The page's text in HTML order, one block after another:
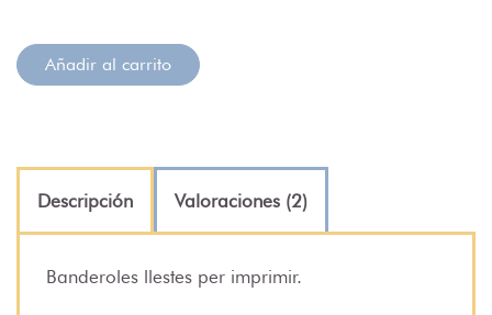
Añadir al carrito
Descripción Valoraciones (2)
Banderoles llestes per imprimir.